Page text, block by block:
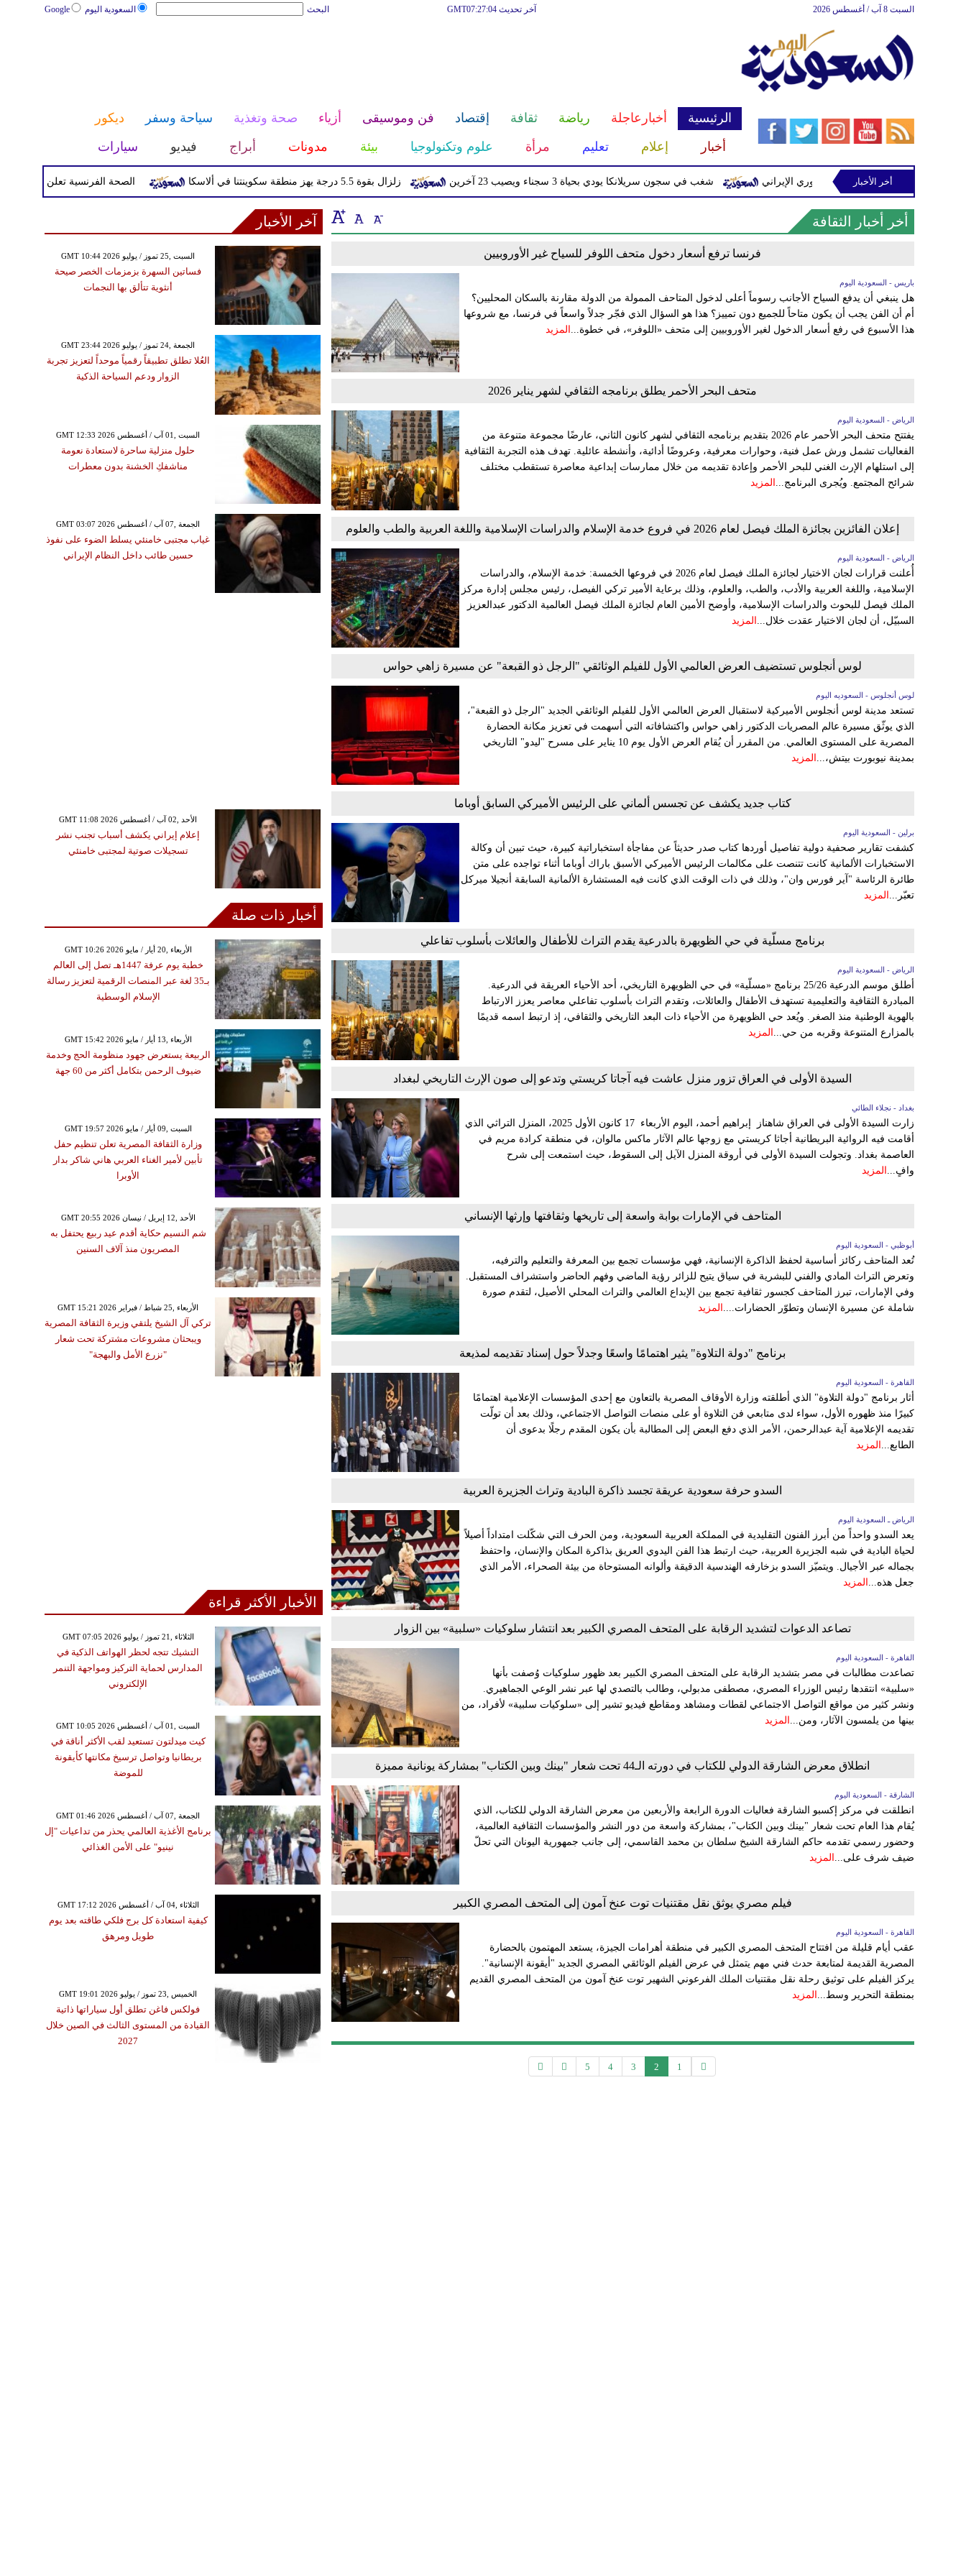
السعودية اليوم Google البحث آخر تحديث GMT07:27:04 السبت 8 آب / أغسطس 2026
الرئيسية أخبارعاجلة رياضة ثقافة إقتصاد فن وموسيقى أزياء صحة وتغذية سياحة وسفر
ديكور
أخبار
إعلام تعليم مرأة علوم وتكنولوجيا بيئة مدونات أبراج فيديو سيارات
الصحة الفرنسية تعلن إصابة سائح زلزال بقوة 5.5 درجة يهز منطقة سكوينتنا في ألاسكا شغب في سجون سريلانكا يودي بحياة 3 سجناء ويصيب 23 آخرين مشفرة لدعمها الحرس الثوري الإيراني
أخر الأخبار
أخر أخبار الثقافة
فرنسا ترفع أسعار دخول متحف اللوفر للسياح غير الأوروبيين
باريس - السعودية اليوم
هل ينبغي أن يدفع السياح الأجانب رسوماً أعلى لدخول المتاحف الممولة من الدولة مقارنة بالسكان المحليين؟
أم أن الفن يجب أن يكون متاحاً للجميع دون تمييز؟ هذا هو السؤال الذي فجّر جدلاً واسعاً في فرنسا، مع شروعها
هذا الأسبوع في رفع أسعار الدخول لغير الأوروبيين إلى متحف «اللوفر»، في خطوة... المزيد
متحف البحر الأحمر يطلق برنامجه الثقافي لشهر يناير 2026
الرياض - السعودية اليوم
يفتتح متحف البحر الأحمر عام 2026 بتقديم برنامجه الثقافي لشهر كانون الثاني، عارضًا مجموعة متنوعة من
الفعاليات تشمل ورش عمل فنية، وحوارات معرفية، وعروضًا أدائية، وأنشطة عائلية. تهدف هذه التجربة الثقافية
إلى استلهام الإرث الغني للبحر الأحمر وإعادة تقديمه من خلال ممارسات إبداعية معاصرة تستقطب مختلف
شرائح المجتمع. ويُجرى البرنامج... المزيد
إعلان الفائزين بجائزة الملك فيصل لعام 2026 في فروع خدمة الإسلام والدراسات الإسلامية واللغة العربية والطب والعلوم
الرياض - السعودية اليوم
أُعلنت قرارات لجان الاختيار لجائزة الملك فيصل لعام 2026 في فروعها الخمسة: خدمة الإسلام، والدراسات
الإسلامية، واللغة العربية والأدب، والطب، والعلوم، وذلك برعاية الأمير تركي الفيصل، رئيس مجلس إدارة مركز
الملك فيصل للبحوث والدراسات الإسلامية، وأوضح الأمين العام لجائزة الملك فيصل العالمية الدكتور عبدالعزيز
السبيّل، أن لجان الاختيار عقدت خلال... المزيد
لوس أنجلوس تستضيف العرض العالمي الأول للفيلم الوثائقي "الرجل ذو القبعة" عن مسيرة زاهي حواس
لوس أنجلوس - السعوديه اليوم
تستعد مدينة لوس أنجلوس الأميركية لاستقبال العرض العالمي الأول للفيلم الوثائقي الجديد "الرجل ذو القبعة"،
الذي يوثّق مسيرة عالم المصريات الدكتور زاهي حواس واكتشافاته التي أسهمت في تعزيز مكانة الحضارة
المصرية على المستوى العالمي. من المقرر أن يُقام العرض الأول يوم 10 يناير على مسرح "ليدو" التاريخي
بمدينة نيوبورت بيتش،...
المزيد
كتاب جديد يكشف عن تجسس ألماني على الرئيس الأميركي السابق أوباما
برلين - السعودية اليوم
كشفت تقارير صحفية دولية تفاصيل أوردها كتاب صدر حديثاً عن مفاجأة استخباراتية كبيرة، حيث تبين أن وكالة
الاستخبارات الألمانية كانت تتنصت على مكالمات الرئيس الأميركي الأسبق باراك أوباما أثناء تواجده على متن
طائرة الرئاسة "آير فورس وان"، وذلك في ذات الوقت الذي كانت فيه المستشارة الألمانية السابقة أنجيلا ميركل
تعبّر... المزيد
برنامج مسلّية في حي الظويهرة بالدرعية يقدم التراث للأطفال والعائلات بأسلوب تفاعلي
الرياض - السعودية اليوم
أطلق موسم الدرعية 25/26 برنامج «مسلّية» في حي الظويهرة التاريخي، أحد الأحياء العريقة في الدرعية.
المبادرة الثقافية والتعليمية تستهدف الأطفال والعائلات، وتقدم التراث بأسلوب تفاعلي معاصر يعزز الارتباط
بالهوية الوطنية منذ الصغر. ويُعد حي الظويهرة من الأحياء ذات البعد التاريخي والثقافي، إذ ارتبط اسمه قديمًا
بالمزارع المتنوعة وقربه من حي... المزيد
السيدة الأولى في العراق تزور منزل عاشت فيه آجاتا كريستي وتدعو إلى صون الإرث التاريخي لبغداد
بغداد - نجلاء الطائي
زارت السيدة الأولى في العراق شاهناز إبراهيم أحمد، اليوم الأربعاء 17 كانون الأول 2025، المنزل التراثي الذي
أقامت فيه الروائية البريطانية أجاثا كريستي مع زوجها عالم الآثار ماكس مالوان، في منطقة كرادة مريم في
العاصمة بغداد. وتجولت السيدة الأولى في أروقة المنزل الآيل إلى السقوط، حيث استمعت إلى شرح
وافٍ... المزيد
المتاحف في الإمارات بوابة واسعة إلى تاريخها وثقافتها وإرثها الإنساني
أبوظبي - السعودية اليوم
تُعد المتاحف ركائز أساسية لحفظ الذاكرة الإنسانية، فهي مؤسسات تجمع بين المعرفة والتعليم والترفيه،
وتعرض التراث المادي والفني للبشرية في سياق يتيح للزائر رؤية الماضي وفهم الحاضر واستشراف المستقبل.
وفي الإمارات، تبرز المتاحف كجسور ثقافية تجمع بين الإبداع العالمي والتراث المحلي الأصيل، لتقدم صورة
شاملة عن مسيرة الإنسان وتطوّر الحضارات....
المزيد
برنامج "دولة التلاوة" يثير اهتمامًا واسعًا وجدلاً حول إسناد تقديمه لمذيعة
القاهرة - السعودية اليوم
أثار برنامج "دولة التلاوة" الذي أطلقته وزارة الأوقاف المصرية بالتعاون مع إحدى المؤسسات الإعلامية اهتمامًا
كبيرًا منذ ظهوره الأول، سواء لدى متابعي فن التلاوة أو على منصات التواصل الاجتماعي، وذلك بعد أن تولّت
تقديمه الإعلامية آية عبدالرحمن، الأمر الذي دفع البعض إلى المطالبة بأن يكون المقدم رجلًا بدعوى أن
الطابع... المزيد
السدو حرفة سعودية عريقة تجسد ذاكرة البادية وتراث الجزيرة العربية
الرياض ـ السعودية اليوم
يعد السدو واحداً من أبرز الفنون التقليدية في المملكة العربية السعودية، ومن الحرف التي شكّلت امتداداً أصيلاً
لحياة البادية في شبه الجزيرة العربية، حيث ارتبط هذا الفن اليدوي العريق بذاكرة المكان والإنسان، واحتفظ
بجماله عبر الأجيال. ويتميّز السدو بزخارفه الهندسية الدقيقة وألوانه المستوحاة من بيئة الصحراء، الأمر الذي
جعل هذه... المزيد
تصاعد الدعوات لتشديد الرقابة على المتحف المصري الكبير بعد انتشار سلوكيات «سلبية» بين الزوار
القاهرة - السعودية اليوم
تصاعدت مطالبات في مصر بتشديد الرقابة على المتحف المصري الكبير بعد ظهور سلوكيات وُصفت بأنها
«سلبية» انتقدها رئيس الوزراء المصري، مصطفى مدبولي، وطالب بالتصدي لها عبر نشر الوعي الجماهيري.
ونشر كثير من مواقع التواصل الاجتماعي لقطات ومشاهد ومقاطع فيديو تشير إلى «سلوكيات سلبية» لأفراد، من
بينها من يلمسون الآثار، ومن... المزيد
انطلاق معرض الشارقة الدولي للكتاب في دورته الـ44 تحت شعار "بينك وبين الكتاب" بمشاركة يونانية مميزة
الشارقة - السعودية اليوم
انطلقت في مركز إكسبو الشارقة فعاليات الدورة الرابعة والأربعين من معرض الشارقة الدولي للكتاب، الذي
يُقام هذا العام تحت شعار "بينك وبين الكتاب"، بمشاركة واسعة من دور النشر والمؤسسات الثقافية العالمية،
وحضور رسمي تقدمه حاكم الشارقة الشيخ سلطان بن محمد القاسمي، إلى جانب جمهورية اليونان التي تحلّ
ضيف شرف على...
المزيد
فيلم مصري يوثق نقل مقتنيات توت عنخ آمون إلى المتحف المصري الكبير
القاهرة - السعودية اليوم
عقب أيام قليلة من افتتاح المتحف المصري الكبير في منطقة أهرامات الجيزة، يستعد المهتمون بالحضارة
المصرية القديمة لمتابعة حدث فني مهم يتمثل في عرض الفيلم الوثائقي المصري الجديد "أيقونة الإنسانية".
يركز الفيلم على توثيق رحلة نقل مقتنيات الملك الفرعوني الشهير توت عنخ آمون من المتحف المصري القديم
بمنطقة التحرير وسط... المزيد
1
2
3
4
5
آخر الأخبار
GMT 10:44 2026 السبت ,25 تموز / يوليو
فساتين السهرة بزمزمات الخصر صيحة
أنثوية تتألق بها النجمات
GMT 23:44 2026 الجمعة ,24 تموز / يوليو
العُلا تطلق تطبيقاً رقمياً موحداً لتعزيز تجربة
الزوار ودعم السياحة الذكية
GMT 12:33 2026 السبت ,01 آب / أغسطس
حلول منزلية ساحرة لاستعادة نعومة
مناشفكِ الخشنة بدون معطرات
GMT 03:07 2026 الجمعة ,07 آب / أغسطس
غياب مجتبى خامنئي يسلط الضوء على نفوذ
حسين طائب داخل النظام الإيراني
GMT 11:08 2026 الأحد ,02 آب / أغسطس
إعلام إيراني يكشف أسباب تجنب نشر
تسجيلات صوتية لمجتبى خامنئي
أخبار ذات صلة
GMT 10:26 2026 الأربعاء ,20 أيار / مايو
خطبة يوم عرفة 1447هـ تصل إلى العالم
بـ35 لغة عبر المنصات الرقمية لتعزيز رسالة
الإسلام الوسطية
GMT 15:42 2026 الأربعاء ,13 أيار / مايو
الربيعة يستعرض جهود منظومة الحج وخدمة
ضيوف الرحمن بتكامل أكثر من 60 جهة
GMT 19:57 2026 السبت ,09 أيار / مايو
وزارة الثقافة المصرية تعلن تنظيم حفل
تأبين لأمير الغناء العربي هاني شاكر بدار
الأوبرا
GMT 20:55 2026 الأحد ,12 إبريل / نيسان
شم النسيم حكاية أقدم عيد ربيع يحتفل به
المصريون منذ آلاف السنين
GMT 15:21 2026 الأربعاء ,25 شباط / فبراير
تركي آل الشيخ يلتقي وزيرة الثقافة المصرية
ويبحثان مشروعات مشتركة تحت شعار
"نزرع الأمل والبهجة"
الأخبار الأكثر قراءة
GMT 07:05 2026 الثلاثاء ,21 تموز / يوليو
التشيك تتجه لحظر الهواتف الذكية في
المدارس لحماية التركيز ومواجهة التنمر
الإلكتروني
GMT 10:05 2026 السبت ,01 آب / أغسطس
كيت ميدلتون تستعيد لقب الأكثر أناقة في
بريطانيا وتواصل ترسيخ مكانتها كأيقونة
للموضة
GMT 01:46 2026 الجمعة ,07 آب / أغسطس
برنامج الأغذية العالمي يحذر من تداعيات "إل
نينيو" على الأمن الغذائي
GMT 17:12 2026 الثلاثاء ,04 آب / أغسطس
كيفية استعادة كل برج فلكي طاقته بعد يوم
طويل ومرهق
GMT 19:01 2026 الخميس ,23 تموز / يوليو
فولكس فاغن تطلق أول سياراتها ذاتية
القيادة من المستوى الثالث في الصين خلال
2027